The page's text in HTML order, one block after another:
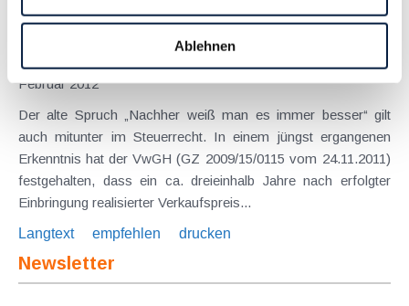
Ablehnen
Zeitnaher Grundstücksverkauf als werterhellender
Februar 2012
Der alte Spruch „Nachher weiß man es immer besser“ gilt
auch mitunter im Steuerrecht. In einem jüngst ergangenen
Erkenntnis hat der VwGH (GZ 2009/15/0115 vom 24.11.2011)
festgehalten, dass ein ca. dreieinhalb Jahre nach erfolgter
Einbringung realisierter Verkaufspreis...
Langtext
empfehlen drucken
Newsletter